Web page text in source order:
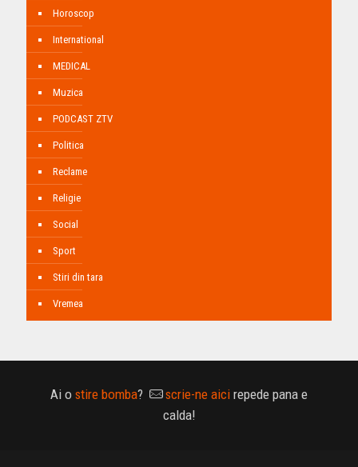
Horoscop
International
MEDICAL
Muzica
PODCAST ZTV
Politica
Reclame
Religie
Social
Sport
Stiri din tara
Vremea
Ai o stire bomba? scrie-ne aici repede pana e
calda!